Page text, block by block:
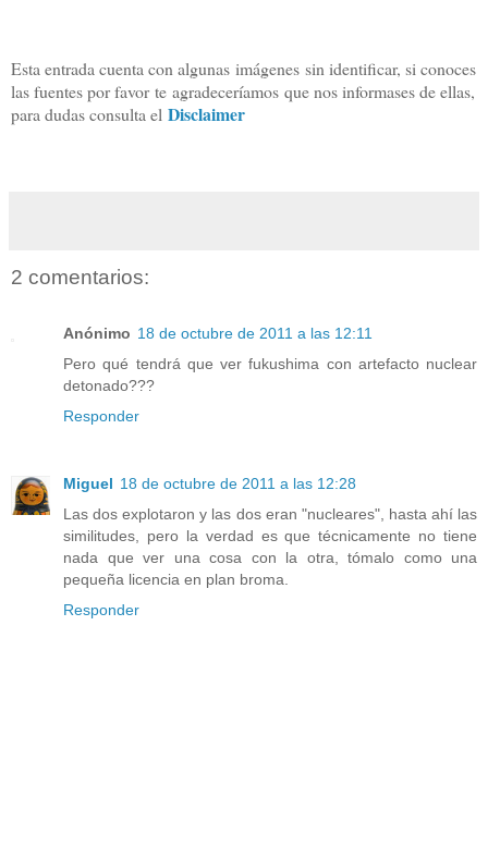
Esta entrada cuenta con algunas imágenes sin identificar, si conoces
las fuentes por favor te agradeceríamos que nos informases de ellas,
para dudas consulta el Disclaimer
2 comentarios:
Anónimo 18 de octubre de 2011 a las 12:11
Pero qué tendrá que ver fukushima con artefacto nuclear
detonado???
Responder
Miguel 18 de octubre de 2011 a las 12:28
Las dos explotaron y las dos eran "nucleares", hasta ahí las
similitudes, pero la verdad es que técnicamente no tiene
nada que ver una cosa con la otra, tómalo como una
pequeña licencia en plan broma.
Responder